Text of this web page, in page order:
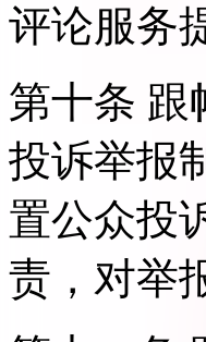
评论服务
第十条 跟
投诉举报
置公众投
责，对举